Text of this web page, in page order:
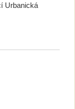
Urbanická